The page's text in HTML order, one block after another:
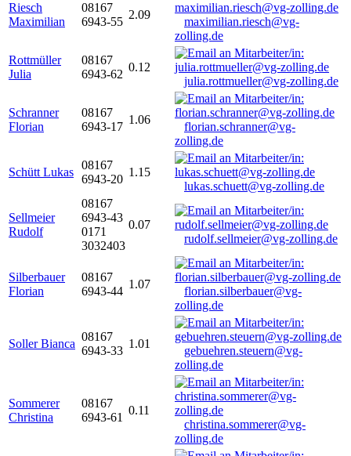
Riesch
Maximilian
08167
6943-55
2.09
maximilian.riesch@vg-
zolling.de
Rottmüller
Julia
08167
6943-62
0.12
julia.rottmueller@vg-zolling.de
Schranner
Florian
08167
6943-17
1.06
florian.schranner@vg-
zolling.de
Schütt Lukas
08167
6943-20
1.15
lukas.schuett@vg-zolling.de
Sellmeier
Rudolf
08167
6943-43
0171
3032403
0.07
rudolf.sellmeier@vg-zolling.de
Silberbauer
Florian
08167
6943-44
1.07
florian.silberbauer@vg-
zolling.de
Soller Bianca
08167
6943-33
1.01
gebuehren.steuern@vg-
zolling.de
Sommerer
Christina
08167
6943-61
0.11
christina.sommerer@vg-
zolling.de